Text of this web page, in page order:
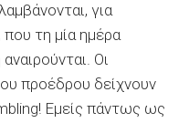
για
τη μία ημέρα
Οι
προέδρου δείχνουν
Εμείς πάντως ως